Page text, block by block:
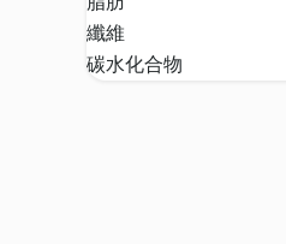
纖維
碳水化合物